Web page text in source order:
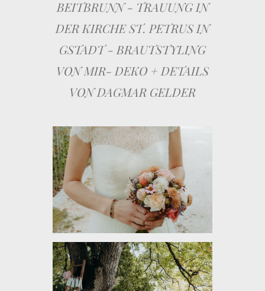
BEITBRUNN - TRAUUNG IN
DER KIRCHE ST. PETRUS IN
GSTADT - BRAUTSTYLING
VON MIR- DEKO + DETAILS
VON DAGMAR GELDER